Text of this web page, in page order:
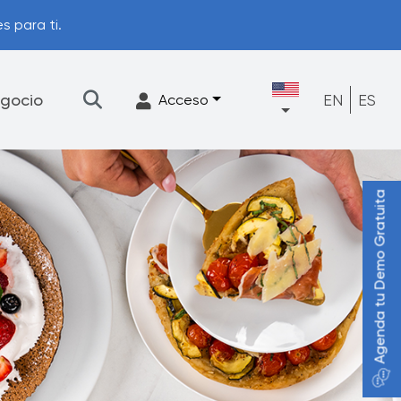
para ti.
★ Filtración Accesorios
FrescaFlow Apoyo
Programa de actualización
Acceso EN ES
Agenda tu Demo Gratuita